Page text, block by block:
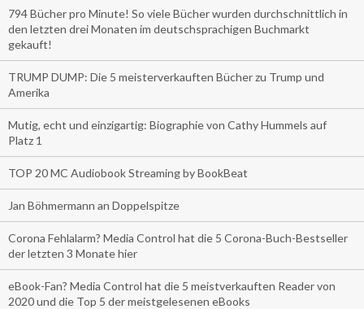
794 Bücher pro Minute! So viele Bücher wurden durchschnittlich in
den letzten drei Monaten im deutschsprachigen Buchmarkt
gekauft!
TRUMP DUMP: Die 5 meisterverkauften Bücher zu Trump und
Amerika
Mutig, echt und einzigartig: Biographie von Cathy Hummels auf
Platz 1
TOP 20 MC Audiobook Streaming by BookBeat
Jan Böhmermann an Doppelspitze
Corona Fehlalarm? Media Control hat die 5 Corona-Buch-Bestseller
der letzten 3 Monate hier
eBook-Fan? Media Control hat die 5 meistverkauften Reader von
2020 und die Top 5 der meistgelesenen eBooks